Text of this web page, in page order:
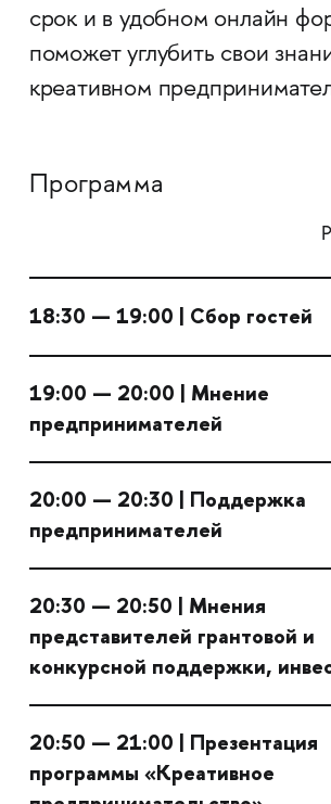
срок и в удобном онлайн
поможет углубить свои
креативном
Программа
18:30 — 19:00 | Сбор гостей
19:00 — 20:00 | Мнение
предпринимателей
20:00 — 20:30 | Поддержка
предпринимателей
20:30 — 20:50 | Мнения
представителей грантовой и
конкурсной поддержки,
20:50 — 21:00 | Презентация
программы «Креативное